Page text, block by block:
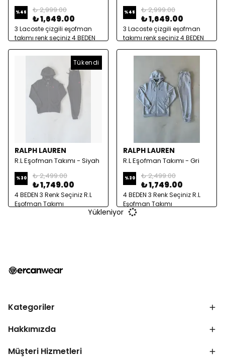
%45 ₺ 2,999.00
₺ 1,649.00
3 Lacoste çizgili eşofman
takımı renk seçiniz 4 BEDEN
%45 ₺ 2,999.00
₺ 1,649.00
3 Lacoste çizgili eşofman
takımı renk seçiniz 4 BEDEN
Tükendi
RALPH LAUREN
R.L Eşofman Takımı - Siyah
%30 ₺ 2,499.00
₺ 1,749.00
4 BEDEN 3 Renk Seçiniz R.L
Eşofman Takımı
RALPH LAUREN
R.L Eşofman Takımı - Gri
%30 ₺ 2,499.00
₺ 1,749.00
4 BEDEN 3 Renk Seçiniz R.L
Eşofman Takımı
Yükleniyor
Kategoriler
Hakkımızda
Müşteri Hizmetleri